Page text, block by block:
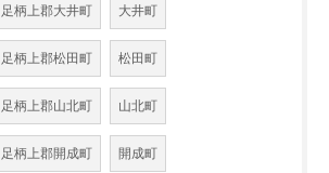
足柄上郡大井町 大井町
足柄上郡松田町 松田町
足柄上郡山北町 山北町
足柄上郡開成町 開成町